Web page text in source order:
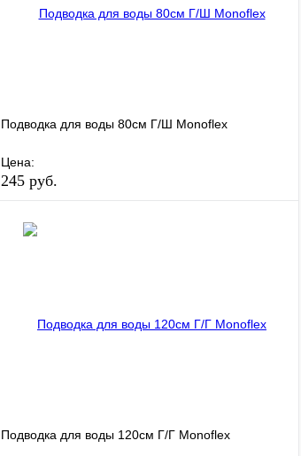
Подводка для воды 80см Г/Ш Monoflex
Цена:
245 руб.
Купить в 1 клик
Подводка для воды 120см Г/Г Monoflex